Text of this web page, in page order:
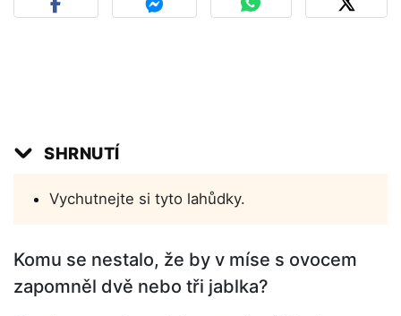
SHRNUTÍ
Vychutnejte si tyto lahůdky.
Komu se nestalo, že by v míse s ovocem
zapomněl dvě nebo tři jablka?